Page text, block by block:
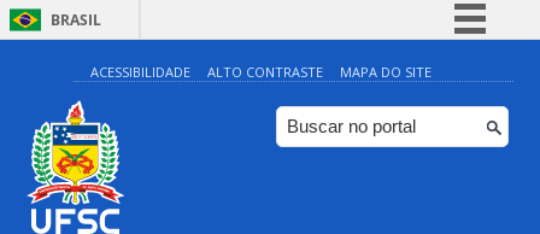
BRASIL
Simplifique!
Comunica BR
Participe
ACESSIBILIDADE ALTO CONTRASTE MAPA DO SITE